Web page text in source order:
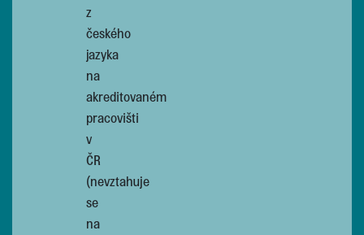
z
českého
jazyka
na
akreditovaném
pracovišti
v
ČR
(nevztahuje
se
na